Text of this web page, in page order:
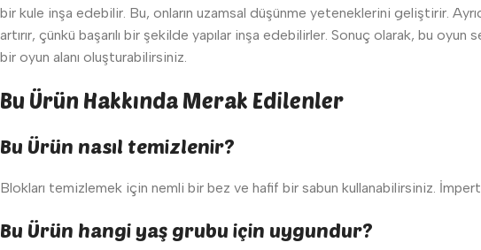
bir kule inşa edebilir. Bu, onların uzamsal düşünme yeteneklerini geliştirir.
artırır, çünkü başarılı bir şekilde yapılar inşa edebilirler. Sonuç olarak, bu
bir oyun alanı oluşturabilirsiniz.
Bu Ürün Hakkında Merak Edilenler
Bu Ürün nasıl temizlenir?
Blokları temizlemek için nemli bir bez ve hafif bir sabun kullanabilirsiniz.
Bu Ürün hangi yaş grubu için uygundur?